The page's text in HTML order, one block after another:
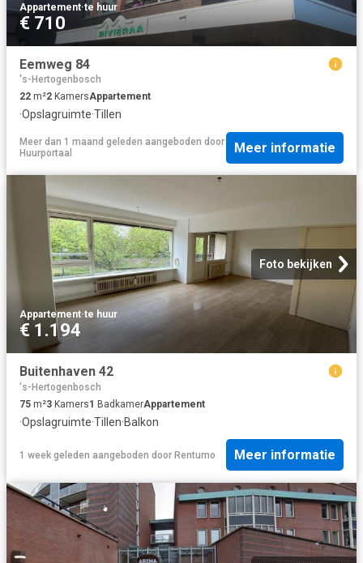
Appartement·te huur
€ 710
Eemweg 84
's-Hertogenbosch
22 m²2 KamersAppartement
·Opslagruimte·Tillen
Meer dan 1 maand geleden aangeboden door
Huurportaal
Meer informatie
Foto bekijken
Appartement·te huur
€ 1.194
Buitenhaven 42
's-Hertogenbosch
75 m²3 Kamers1 BadkamerAppartement
·Opslagruimte·Tillen·Balkon
1 week geleden aangeboden door Rentumo Meer informatie